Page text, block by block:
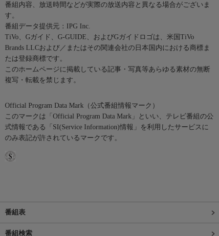
番組内容、放送時間などが実際の放送内容と異なる場合がございま
す。
番組データ提供元：IPG Inc.
TiVo、Gガイド、G-GUIDE、およびGガイドロゴは、米国TiVo
Brands LLCおよび／またはその関連会社の日本国内における商標ま
たは登録商標です。
このホームページに掲載している記事・写真等あらゆる素材の無断
複写・転載を禁じます。
Official Program Data Mark（公式番組情報マーク）
このマークは「Official Program Data Mark」といい、テレビ番組の公
式情報である「SI(Service Information)情報」を利用したサービスに
のみ表記が許されているマークです。
番組表
番組検索